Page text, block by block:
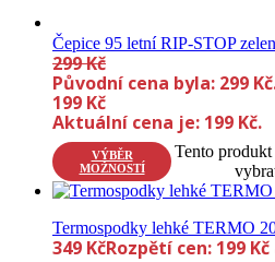
Čepice 95 letní RIP-STOP
299Kč
Původní cena byla: 299
199 Kč
Aktuální cena je: 199 Kč.
VÝBĚR
MOŽNOSTÍ
Tento
Termospodky lehké TERMO
349 KčRozpětí cen: 199 Kč